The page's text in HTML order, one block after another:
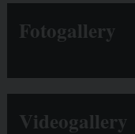
Fotogallery
Videogallery